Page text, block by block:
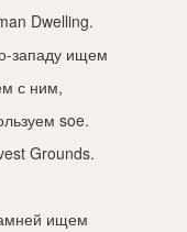
Dwelling.
западу ищем
с ним,
soe.
Grounds.
ищем